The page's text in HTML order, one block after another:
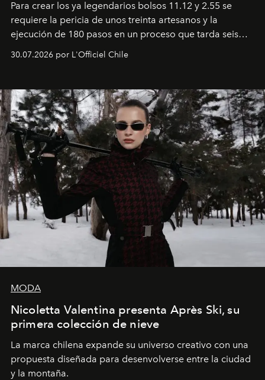
Para crear los ya legendarios bolsos 11.12 y 2.55 se
requiere la pericia de unos treinta artesanos y la
ejecución de 180 pasos en un proceso que tarda seis
semanas. Los expertos ponen en práctica una técnica
que se enseña solamente en la escuela de formación de
30.07.2026 por L'Officiel Chile
MODA
Nicoletta Valentina presenta Après Ski, su
primera colección de nieve
La marca chilena expande su universo creativo con una
propuesta diseñada para desenvolverse entre la ciudad
y la montaña.